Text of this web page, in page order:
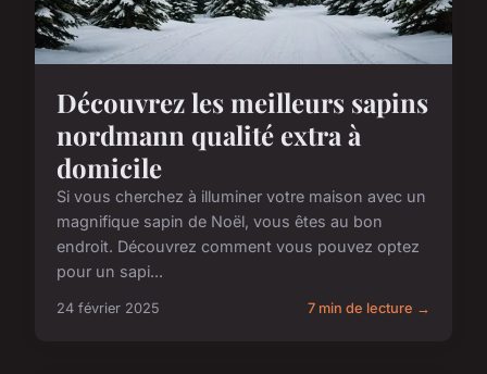
Découvrez les meilleurs sapins
nordmann qualité extra à
domicile
Si vous cherchez à illuminer votre maison avec un
magnifique sapin de Noël, vous êtes au bon
endroit. Découvrez comment vous pouvez optez
pour un sapi...
24 février 2025 7 min de lecture →